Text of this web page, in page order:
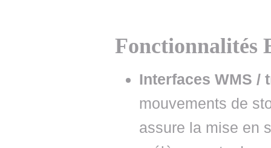
Fonctionnalités
Interfaces WMS
mouvements de
assure la mise en